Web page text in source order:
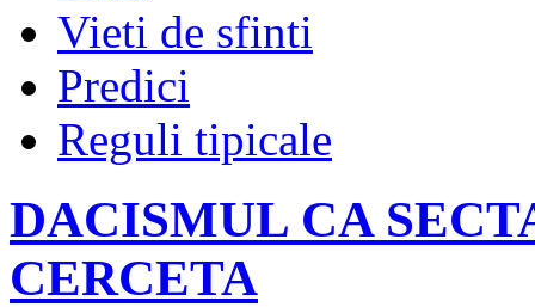
Vieti de sfinti
Predici
Reguli tipicale
DACISMUL CA
CERCETA